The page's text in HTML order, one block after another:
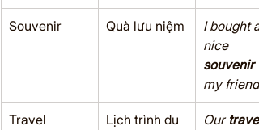
Souvenir Quà lưu niệm
I bought a
nice
souvenir
my friend.
Travel
Lịch trình du
Our travel